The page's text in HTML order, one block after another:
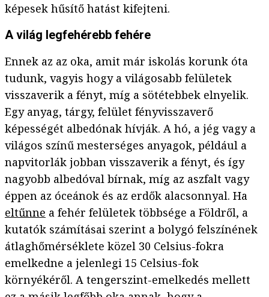
képesek hűsítő hatást kifejteni.
A világ legfehérebb fehére
Ennek az az oka, amit már iskolás korunk óta
tudunk, vagyis hogy a világosabb felületek
visszaverik a fényt, míg a sötétebbek elnyelik.
Egy anyag, tárgy, felület fényvisszaverő
képességét albedónak hívják. A hó, a jég vagy a
világos színű mesterséges anyagok, például a
napvitorlák jobban visszaverik a fényt, és így
nagyobb albedóval bírnak, míg az aszfalt vagy
éppen az óceánok és az erdők alacsonnyal. Ha
eltűnne a fehér felületek többsége a Földről, a
kutatók számításai szerint a bolygó felszínének
átlaghőmérséklete közel 30 Celsius-fokra
emelkedne a jelenlegi 15 Celsius-fok
környékéről. A tengerszint-emelkedés mellett